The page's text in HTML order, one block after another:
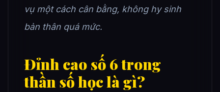
vụ một cách cân bằng, không hy sinh
bản thân quá mức.
Đỉnh cao số 6 trong
thần số học là gì?